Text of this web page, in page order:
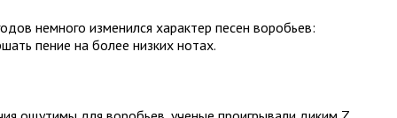
немного изменился характер песен воробьев:
пение на более низких нотах.